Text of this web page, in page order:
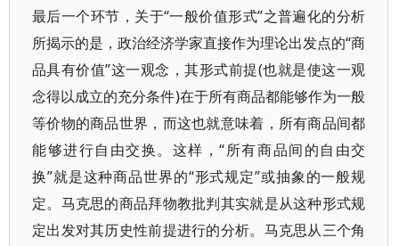
最后一个环节，关于“一般价值形式”之普遍化的分析
所揭示的是，政治经济学家直接作为理论出发点的“商
品具有价值”这一观念，其形式前提(也就是使这一观
念得以成立的充分条件)在于所有商品都能够作为一般
等价物的商品世界，而这也就意味着，所有商品间都
能够进行自由交换。这样，“所有商品间的自由交
换”就是这种商品世界的“形式规定”或抽象的一般规
定。马克思的商品拜物教批判其实就是从这种形式规
定出发对其历史性前提进行的分析。马克思从三个角